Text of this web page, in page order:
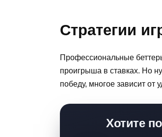
Стратегии
Профессиональные
проигрыша в ставках. Но
победу, многое зависит от
Хотите